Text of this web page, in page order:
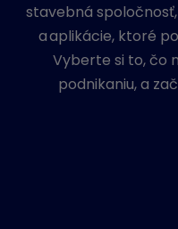
stavebná
a aplikácie, ktoré
Vyberte si to, čo
podnikaniu, a